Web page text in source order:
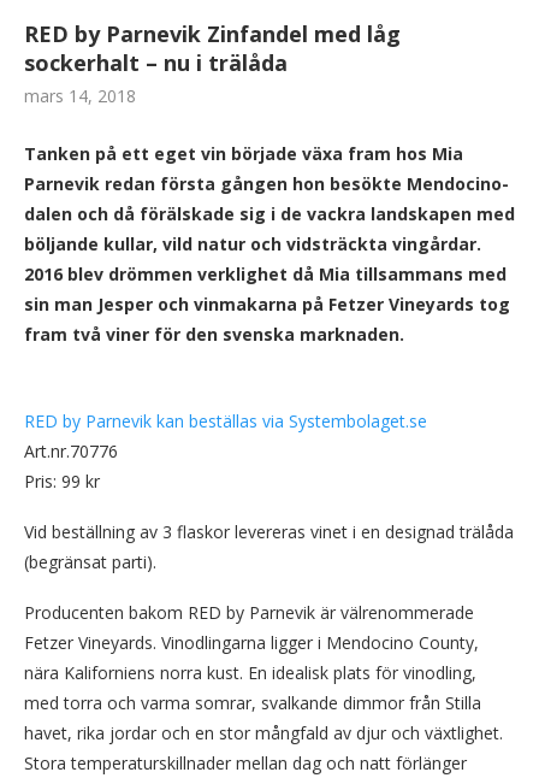
RED by Parnevik Zinfandel med låg
sockerhalt – nu i trälåda
mars 14, 2018
Tanken på ett eget vin började växa fram hos Mia
Parnevik redan första gången hon besökte Mendocino-
dalen och då förälskade sig i de vackra landskapen med
böljande kullar, vild natur och vidsträckta vingårdar.
2016 blev drömmen verklighet då Mia tillsammans med
sin man Jesper och vinmakarna på Fetzer Vineyards tog
fram två viner för den svenska marknaden.
RED by Parnevik kan beställas via Systembolaget.se
Art.nr.70776
Pris: 99 kr
Vid beställning av 3 flaskor levereras vinet i en designad trälåda
(begränsat parti).
Producenten bakom RED by Parnevik är välrenommerade
Fetzer Vineyards. Vinodlingarna ligger i Mendocino County,
nära Kaliforniens norra kust. En idealisk plats för vinodling,
med torra och varma somrar, svalkande dimmor från Stilla
havet, rika jordar och en stor mångfald av djur och växtlighet.
Stora temperaturskillnader mellan dag och natt förlänger